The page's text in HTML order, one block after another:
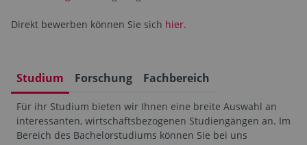
Direkt bewerben können Sie sich hier.
Studium Forschung Fachbereich
Für ihr Studium bieten wir Ihnen eine breite Auswahl an
interessanten, wirtschaftsbezogenen Studiengängen an. Im
Bereich des Bachelorstudiums können Sie bei uns